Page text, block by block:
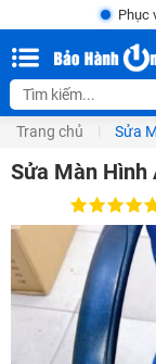
Phục
Trang chủ Sửa
Sửa Màn Hình